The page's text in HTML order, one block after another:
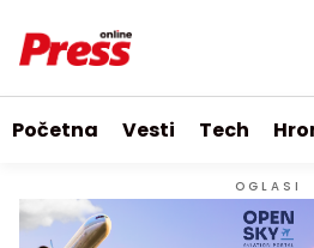
Početna Vesti Tech
OGLASI